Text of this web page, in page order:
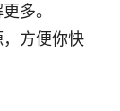
多。
方便你快